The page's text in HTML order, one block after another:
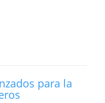
para la